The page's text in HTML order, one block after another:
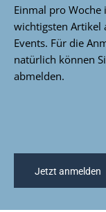
Einmal pro
wichtigsten Artikel
Events. Für die
natürlich können
abmelden.
Jetzt anmelden